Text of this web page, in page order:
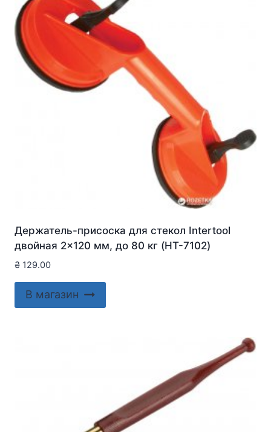
Держатель-присоска для стекол Intertool
двойная 2×120 мм, до 80 кг (HT-7102)
₴ 129.00
В магазин